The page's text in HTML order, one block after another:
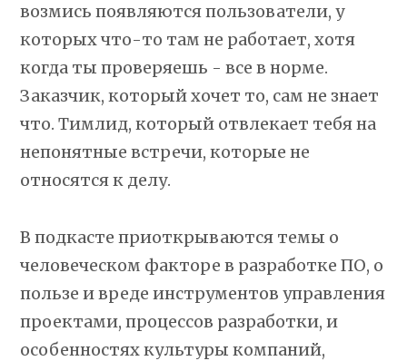
возмись появляются пользователи, у
которых что-то там не работает, хотя
когда ты проверяешь - все в норме.
Заказчик, который хочет то, сам не знает
что. Тимлид, который отвлекает тебя на
непонятные встречи, которые не
относятся к делу.
В подкасте приоткрываются темы о
человеческом факторе в разработке ПО, о
пользе и вреде инструментов управления
проектами, процессов разработки, и
особенностях культуры компаний,